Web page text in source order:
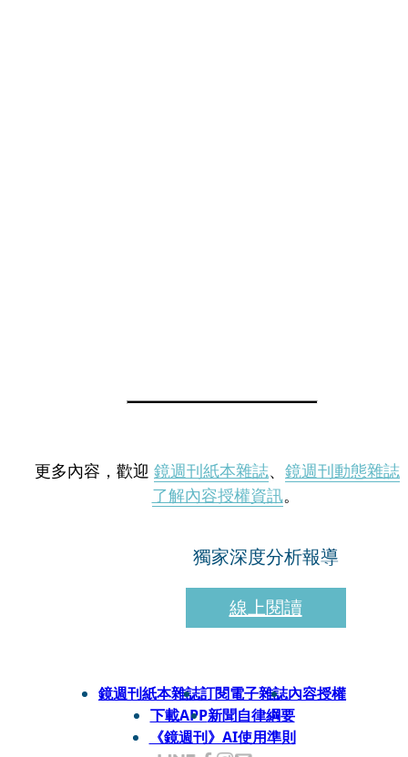
更多內容，歡迎 鏡週刊紙本雜誌、 鏡週刊動態雜誌
了解內容授權資訊。
獨家深度分析報導
線上閱讀
鏡週刊紙本雜誌訂閱電子雜誌內容授權
下載APP新聞自律綱要
《鏡週刊》AI使用準則